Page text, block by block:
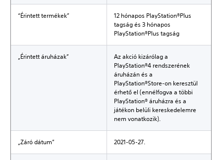
“Érintett termékek”
12 hónapos PlayStation®Plus
tagság és 3 hónapos
PlayStation®Plus tagság
„Érintett áruházak”
Az akció kizárólag a
PlayStation®4 rendszerének
áruházán és a
PlayStation®Store-on keresztül
érhető el (ennélfogva a többi
PlayStation® áruházra és a
játékon belüli kereskedelemre
nem vonatkozik).
„Záró dátum” 2021-05-27.